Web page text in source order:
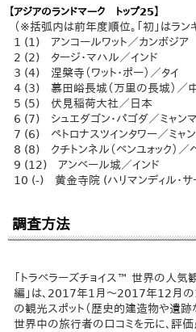
【アジアのランドマーク トップ25】
（※括弧内は前年度順位。「初」はラン
1 (1) アンコールワット／カンボジア
2 (2) タージ・マハル／インド
3 (4) 涅槃寺（ワット・ポー）／タイ
4 (3) 慕田峪長城（万里の長城）／
5 (5) 伏見稲荷大社／日本
6 (7) シュエダゴン・パゴダ／ミャン
7 (6) ペトロナスツインタワー／ミャ
8 (8) クチトンネル（ベンユォック）／
9 (12) アンベール城／インド
10 (-) 黄金寺院 (ハリマンディル・サ
調査方法
「トラベラーズチョイス™ 世界の人
編」は、2017年1月～2017年12月の
の観光スポット（歴史的建造物や遺
世界中の旅行者の口コミを元に、評価